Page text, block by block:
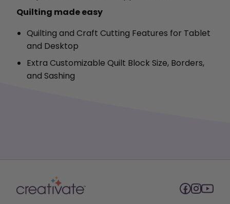
Quilting made easy
Quilting and Craft Cutting Features for Tablet
and Desktop
Extra Customizable Quilt Block Size, Borders,
and Sashing